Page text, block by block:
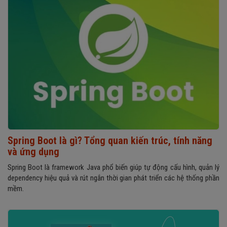
Spring Boot là gì? Tổng quan kiến trúc, tính năng
và ứng dụng
Spring Boot là framework Java phổ biến giúp tự động cấu hình, quản lý
dependency hiệu quả và rút ngắn thời gian phát triển các hệ thống phần
mềm.